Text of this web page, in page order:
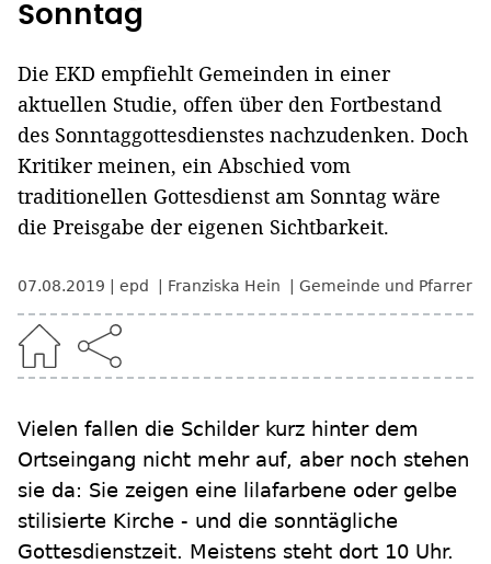
Sonntag
Die EKD empfiehlt Gemeinden in einer
aktuellen Studie, offen über den Fortbestand
des Sonntaggottesdienstes nachzudenken. Doch
Kritiker meinen, ein Abschied vom
traditionellen Gottesdienst am Sonntag wäre
die Preisgabe der eigenen Sichtbarkeit.
07.08.2019 epd Franziska Hein Gemeinde und Pfarrer
Vielen fallen die Schilder kurz hinter dem
Ortseingang nicht mehr auf, aber noch stehen
sie da: Sie zeigen eine lilafarbene oder gelbe
stilisierte Kirche - und die sonntägliche
Gottesdienstzeit. Meistens steht dort 10 Uhr.